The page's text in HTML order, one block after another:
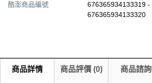
酷澎商品編號
676365934133319 -
676365934133320
商品詳情 商品評價 (0) 商品諮詢